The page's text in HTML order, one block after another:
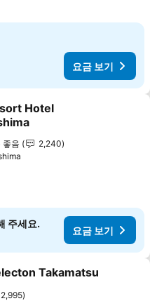
요금 보기
찾기에 추가
Hotel
좋음
2,240
주세요.
요금 보기
찾기에 추가
Takamatsu
2,995